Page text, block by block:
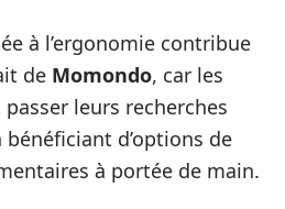
à l’ergonomie contribue
de Momondo, car les
leurs recherches
d’options de
à portée de main.